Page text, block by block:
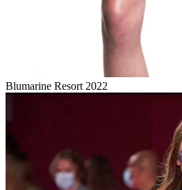
Blumarine Resort 2022